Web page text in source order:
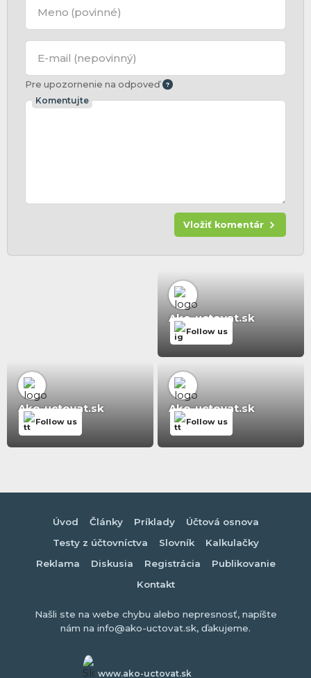
Meno (povinné)
E-mail (nepovinný)
Pre upozornenie na odpoveď
Komentujte
Vložiť komentár
Ako-uctovat.sk
Follow us
Ako-uctovat.sk
Follow us
Ako-uctovat.sk
Follow us
Úvod Články Príklady
Účtová osnova
Testy z účtovníctva
Slovník
Kalkulačky
Reklama
Diskusia Registrácia
Publikovanie
Kontakt
Našli ste na webe chybu alebo nepresnosť, napíšte
nám na info@ako-uctovat.sk, ďakujeme.
www.ako-uctovat.sk